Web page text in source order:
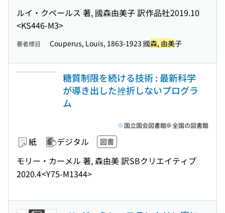
ルイ・クペールス 著, 國森由美子 訳作品社2019.10
<KS446-M3>
著者標目 Couperus, Louis, 1863-1923 國森, 由美子
糖質制限を続ける技術 : 最新科学
が導き出した挫折しないプログラ
ム
紙 デジタル 図書
モリー・カーメル 著, 森由美 訳SBクリエイティブ
2020.4<Y75-M1344>
国立国会図書館 全国の図書館